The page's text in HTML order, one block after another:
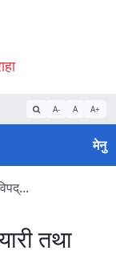
A- A A+
मेनु
तथा